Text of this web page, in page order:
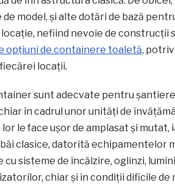
de model, și alte dotări de bază
nefiind nevoie de construcții
opțiuni de containere toaletă,
locații.
sunt adecvate pentru
în cadrul unor unități de
le face ușor de amplasat și
băi clasice, datorită echipamentelor
cu sisteme de încălzire, oglinzi,
chiar și în condiții dificile de